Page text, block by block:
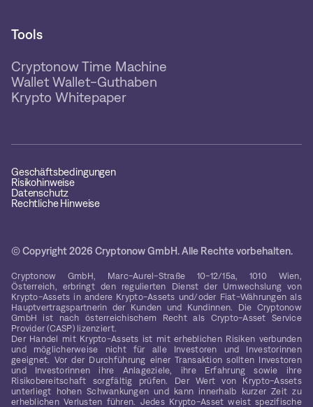
Tools
Cryptonow Time Machine
Wallet Wallet-Guthaben
Krypto Whitepaper
Geschäftsbedingungen
Risikohinweise
Datenschutz
Rechtliche Hinweise
© Copyright 2026 Cryptonow GmbH. Alle Rechte vorbehalten.
Cryptonow GmbH, Marc-Aurel-Straße 10-12/15a, 1010 Wien,
Österreich, erbringt den regulierten Dienst der Umwechslung von
Krypto-Assets in andere Krypto-Assets und/oder Fiat-Währungen als
Hauptvertragspartnerin der Kunden und Kundinnen. Die Cryptonow
GmbH ist nach österreichischem Recht als Crypto-Asset Service
Provider (CASP) lizenziert.
Der Handel mit Krypto-Assets ist mit erheblichen Risiken verbunden
und möglicherweise nicht für alle Investoren und Investorinnen
geeignet. Vor der Durchführung einer Transaktion sollten Investoren
und Investorinnen ihre Anlageziele, ihre Erfahrung sowie ihre
Risikobereitschaft sorgfältig prüfen. Der Wert von Krypto-Assets
unterliegt hohen Schwankungen und kann innerhalb kurzer Zeit zu
erheblichen Verlusten führen. Jedes Krypto-Asset weist spezifische